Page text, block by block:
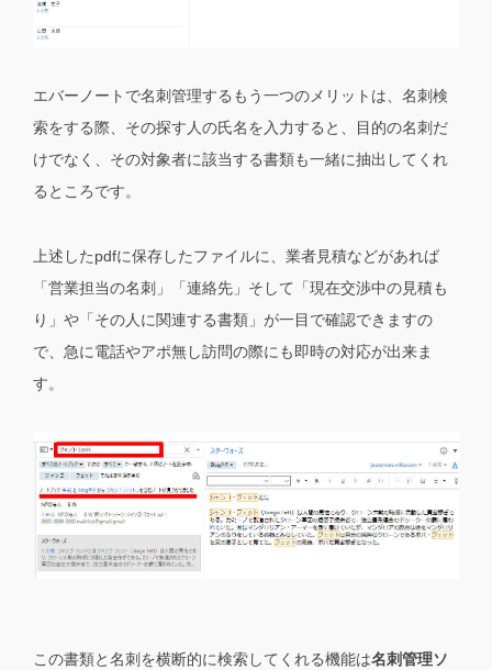
エバーノートで名刺管理するもう一つのメリットは、名刺検
索をする際、その探す人の氏名を入力すると、目的の名刺だ
けでなく、その対象者に該当する書類も一緒に抽出してくれ
るところです。
上述したpdfに保存したファイルに、業者見積などがあれば
「営業担当の名刺」「連絡先」そして「現在交渉中の見積も
り」や「その人に関連する書類」が一目で確認できますの
で、急に電話やアポ無し訪問の際にも即時の対応が出来ま
す。
この書類と名刺を横断的に検索してくれる機能は名刺管理ソ